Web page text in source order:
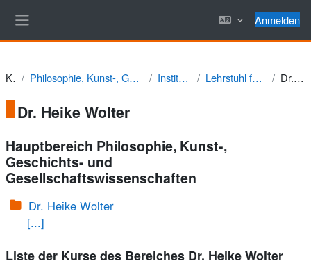
Anmelden
Kurse Philosophie, Kunst-, Geschichts- und Gesellschaftswissenschaften Institut für Geschichte Lehrstuhl für Didaktik der Geschichte Dr. Heike Wolter
Dr. Heike Wolter
Hauptbereich Philosophie, Kunst-,
Geschichts- und
Gesellschaftswissenschaften
Dr. Heike Wolter
[...]
Liste der Kurse des Bereiches Dr. Heike Wolter